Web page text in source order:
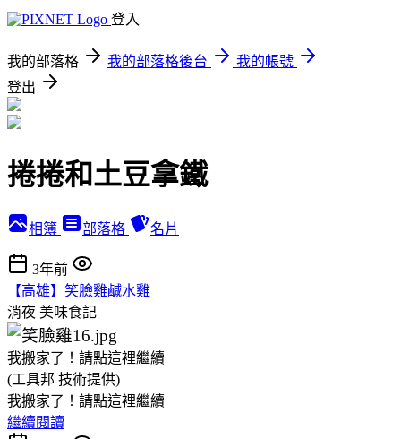
登入
我的部落格 我的部落格後台
我的帳號
登出
捲捲和土豆拿鐵
相簿 部落格 名片
3年前
【高雄】笑臉雞鹹水雞
消夜 美味食記
我搬家了！請點這裡繼續
(工具邦 技術提供)
我搬家了！請點這裡繼續
繼續閱讀